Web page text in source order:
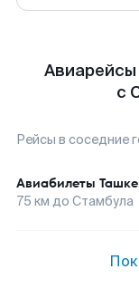
с
Рейсы в соседние
Авиабилеты
75 км до Стамбула